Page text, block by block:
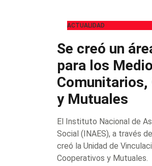
ACTUALIDAD
Se creó un
para los
y Mutuales
El Instituto Nacional de
Social (INAES), a través
creó la Unidad de
Cooperativos y Mutuales.